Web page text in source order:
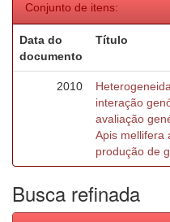
Conjunto de itens:
Data do
documento
Título
2010
interação
avaliação
Apis mellifera
produção de
Busca refinada